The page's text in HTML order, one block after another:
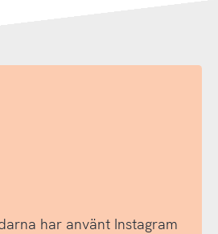
har använt Instagram